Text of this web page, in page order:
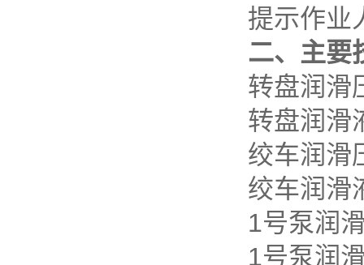
提示作业
二、主要
转盘
转盘润滑
绞车润
绞车润滑
1号泵润
1号泵润